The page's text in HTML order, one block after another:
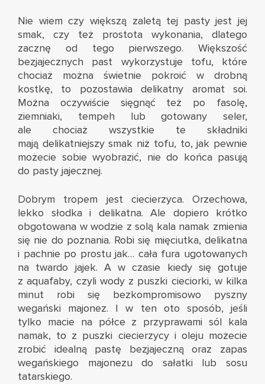
Nie wiem czy większą zaletą tej pasty jest jej
smak, czy też prostota wykonania, dlatego
zacznę od tego pierwszego. Większość
bezjajecznych past wykorzystuje tofu, które
chociaż można świetnie pokroić w drobną
kostkę, to pozostawia delikatny aromat soi.
Można oczywiście sięgnąć też po fasolę,
ziemniaki, tempeh lub gotowany seler,
ale chociaż wszystkie te składniki
mają delikatniejszy smak niż tofu, to, jak pewnie
możecie sobie wyobrazić, nie do końca pasują
do pasty jajecznej.
Dobrym tropem jest ciecierzyca. Orzechowa,
lekko słodka i delikatna. Ale dopiero krótko
obgotowana w wodzie z solą kala namak zmienia
się nie do poznania. Robi się mięciutka, delikatna
i pachnie po prostu jak… cała fura ugotowanych
na twardo jajek. A w czasie kiedy się gotuje
z aquafaby, czyli wody z puszki cieciorki, w kilka
minut robi się bezkompromisowo pyszny
wegański majonez. I w ten oto sposób, jeśli
tylko macie na półce z przyprawami sól kala
namak, to z puszki ciecierzycy i oleju możecie
zrobić idealną pastę bezjajeczną oraz zapas
wegańskiego majonezu do sałatki lub sosu
tatarskiego.